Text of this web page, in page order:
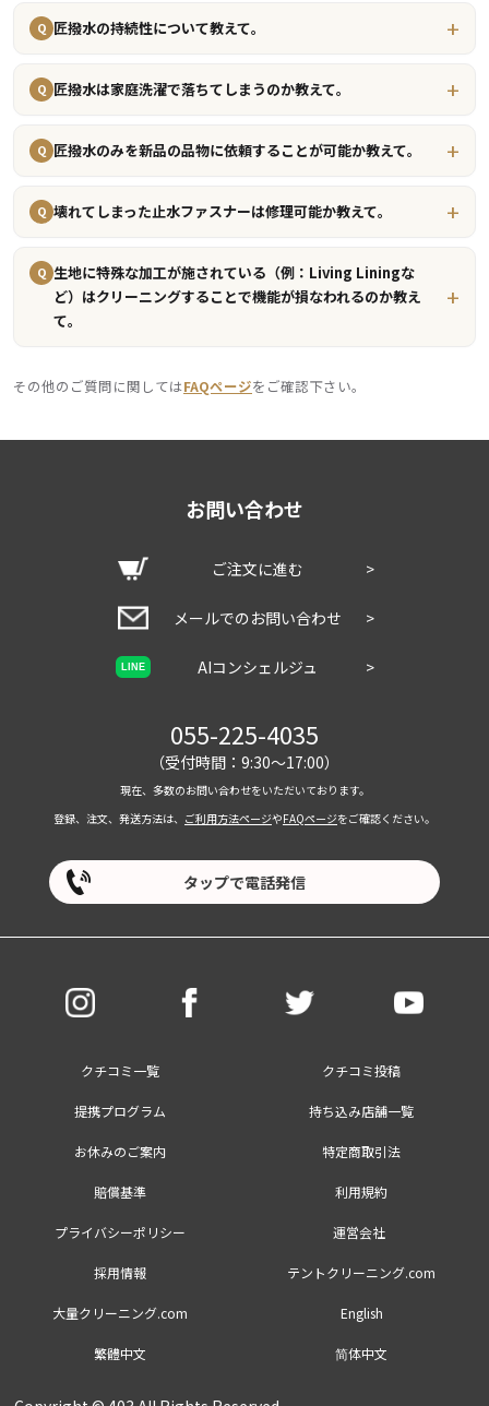
Q 匠撥水の持続性について教えて。
Q 匠撥水は家庭洗濯で落ちてしまうのか教えて。
Q 匠撥水のみを新品の品物に依頼することが可能か教えて。
Q 壊れてしまった止水ファスナーは修理可能か教えて。
Q 生地に特殊な加工が施されている（例：Living Liningな
ど）はクリーニングすることで機能が損なわれるのか教え
て。
その他のご質問に関してはFAQページをご確認下さい。
お問い合わせ
ご注文に進む >
メールでのお問い合わせ >
LINE AIコンシェルジュ >
055-225-4035
（受付時間：9:30～17:00）
現在、多数のお問い合わせをいただいております。
登録、注文、発送方法は、 ご利用方法ページやFAQページをご確認ください。
タップで電話発信
クチコミ一覧 クチコミ投稿
提携プログラム 持ち込み店舗一覧
お休みのご案内 特定商取引法
賠償基準 利用規約
プライバシーポリシー 運営会社
採用情報 テントクリーニング.com
大量クリーニング.com English
繁體中文 简体中文